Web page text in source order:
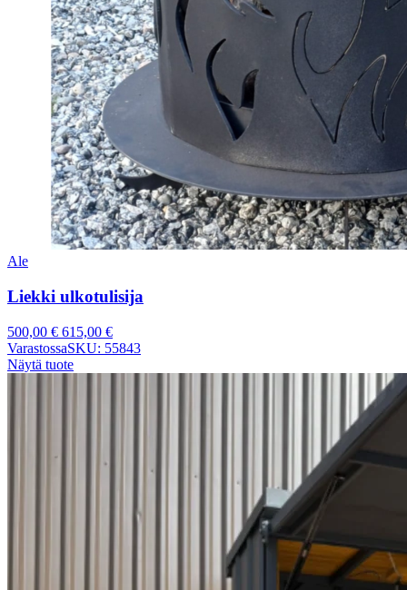
Ale
Liekki ulkotulisija
500,00 € 615,00 €
VarastossaSKU: 55843
Näytä tuote